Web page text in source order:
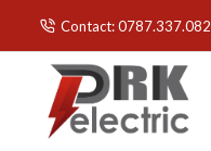
Contact: 0787.337.082